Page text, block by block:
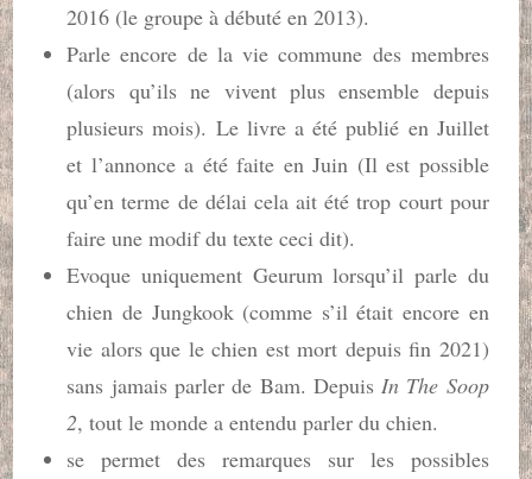
2016 (le groupe à débuté en 2013).
Parle encore de la vie commune des membres
(alors qu’ils ne vivent plus ensemble depuis
plusieurs mois). Le livre a été publié en Juillet
et l’annonce a été faite en Juin (Il est possible
qu’en terme de délai cela ait été trop court pour
faire une modif du texte ceci dit).
Evoque uniquement Geurum lorsqu’il parle du
chien de Jungkook (comme s’il était encore en
vie alors que le chien est mort depuis fin 2021)
sans jamais parler de Bam. DepuisIn The Soop
2, tout le monde a entendu parler du chien.
se permet des remarques sur les possibles